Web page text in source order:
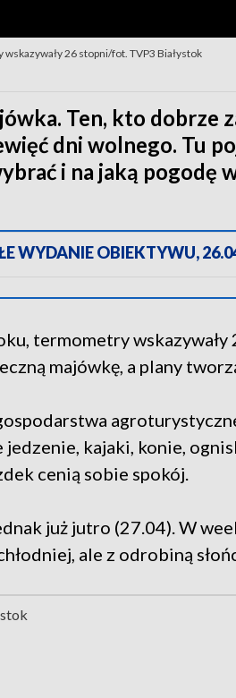
26 stopni/fot. TVP3 Białystok
Ten, kto dobrze
dni wolnego. Tu
i na jaką pogodę
WYDANIE OBIEKTYWU,
termometry
majówkę, a plany
jedzenie, kajaki, konie,
cenią sobie spokój.
już jutro (27.04). W
ale z odrobiną